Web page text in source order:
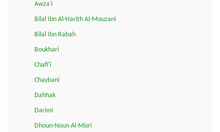
Awza'i
Bilal Ibn Al-Harith Al-Mouzani
Bilal Ibn Rabah
Boukhari
Chafi'i
Chaybani
Dahhak
Darimi
Dhoun-Noun Al-Misri